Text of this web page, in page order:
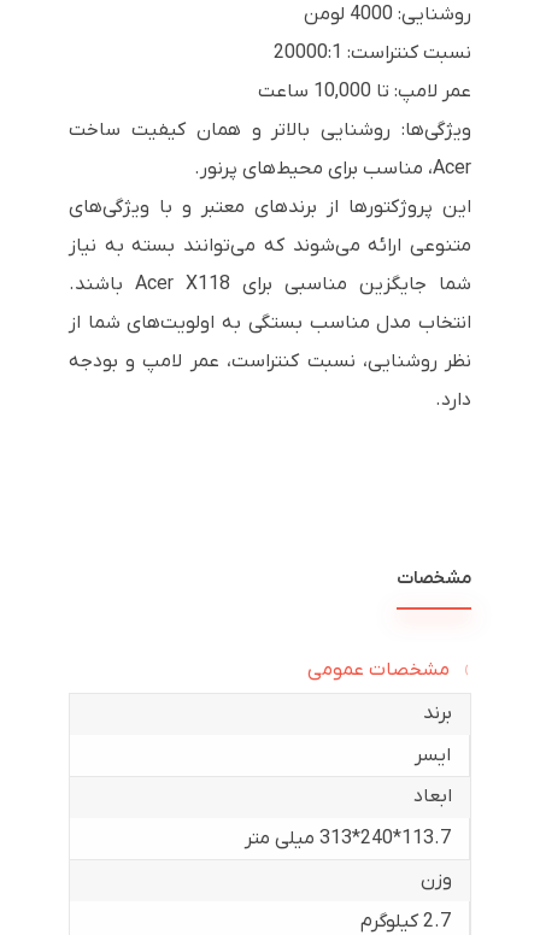
روشنایی: 4000 لومن
نسبت کنتراست: 20000:1
عمر لامپ: تا 10,000 ساعت
ویژگی‌ها: روشنایی بالاتر و همان کیفیت ساخت
Acer، مناسب برای محیط‌های پرنور.
این پروژکتورها از برندهای معتبر و با ویژگی‌های
متنوعی ارائه می‌شوند که می‌توانند بسته به نیاز
شما جایگزین مناسبی برای Acer X118 باشند.
انتخاب مدل مناسب بستگی به اولویت‌های شما از
نظر روشنایی، نسبت کنتراست، عمر لامپ و بودجه
دارد.
مشخصات
مشخصات عمومی
برند
ایسر
ابعاد
113.7*240*313 میلی متر
وزن
2.7 کیلوگرم